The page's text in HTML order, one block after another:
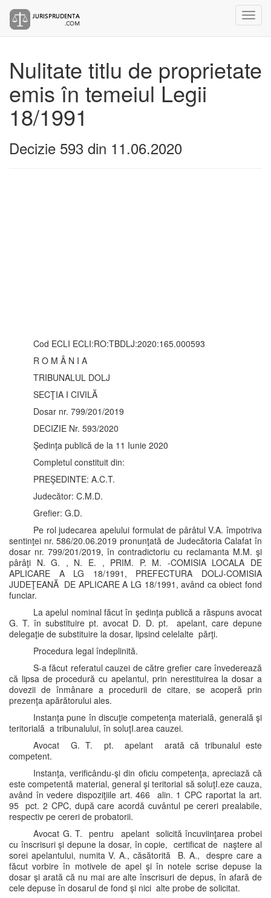
Nulitate titlu de proprietate
emis în temeiul Legii
18/1991
Decizie 593 din 11.06.2020
Cod ECLI ECLI:RO:TBDLJ:2020:165.000593
R O M Â N I A
TRIBUNALUL DOLJ
SECŢIA I CIVILĂ
Dosar nr. 799/201/2019
DECIZIE Nr. 593/2020
Şedinţa publică de la 11 Iunie 2020
Completul constituit din:
PREŞEDINTE: A.C.T.
Judecător: C.M.D.
Grefier: G.D.
Pe rol judecarea apelului formulat de pârâtul V.A. împotriva
sentinţei nr. 586/20.06.2019 pronunţată de Judecătoria Calafat în
dosar nr. 799/201/2019, în contradictoriu cu reclamanta M.M. şi
pârâţi N. G. , N. E. , PRIM. P. M. -COMISIA LOCALA DE
APLICARE A LG 18/1991, PREFECTURA DOLJ-COMISIA
JUDEŢEANĂ DE APLICARE A LG 18/1991, având ca obiect fond
funciar.
La apelul nominal făcut în şedinţa publică a răspuns avocat
G. T. în substituire pt. avocat D. D. pt. apelant, care depune
delegaţie de substituire la dosar, lipsind celelalte părţi.
Procedura legal îndeplinită.
S-a făcut referatul cauzei de către grefier care învederează
că lipsa de procedură cu apelantul, prin nerestituirea la dosar a
dovezii de înmânare a procedurii de citare, se acoperă prin
prezenţa apărătorului ales.
Instanţa pune în discuţie competenţa materială, generală şi
teritorială a tribunalului, în soluţI.area cauzei.
Avocat G. T. pt. apelant arată că tribunalul este
competent.
Instanţa, verificându-şi din oficiu competenţa, apreciază că
este competentă material, general şi teritorial să soluţI.eze cauza,
având în vedere dispoziţiile art. 466 alin. 1 CPC raportat la art.
95 pct. 2 CPC, după care acordă cuvântul pe cereri prealabile,
respectiv pe cereri de probatorii.
Avocat G. T. pentru apelant solicită încuviinţarea probei
cu înscrisuri şi depune la dosar, în copie, certificat de naştere al
sorei apelantului, numita V. A., căsătorită B. A., despre care a
făcut vorbire în motivele de apel şi în notele scrise depuse la
dosar şi arată că nu mai are alte înscrisuri de depus, în afară de
cele depuse în dosarul de fond şi nici alte probe de solicitat.